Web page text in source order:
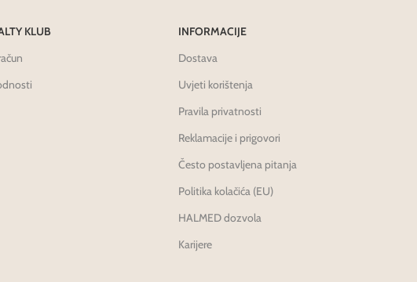
KLUB
INFORMACIJE
Dostava
Uvjeti korištenja
Pravila privatnosti
Reklamacije i prigovori
Često postavljena pitanja
Politika kolačića (EU)
HALMED dozvola
Karijere